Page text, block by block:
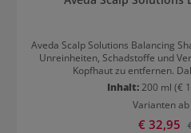
Aveda Scalp Solutions Balancing
Unreinheiten, Schadstoffe und
Kopfhaut zu entfernen.
Reinigungskomponenten.
von Zitrone, Orange und
Wellnesserlebnis. Das Shampoo
jeden Tag geeignet. Die Idee hinter Aveda Scalp Solutions
Inhalt:200 ml (€
Varianten ab
€ 32,95